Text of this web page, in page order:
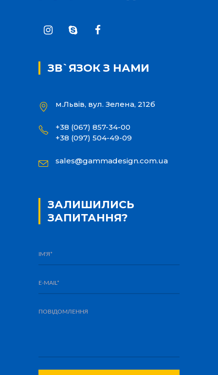
ЗВ`ЯЗОК З НАМИ
м.Львів, вул. Зелена, 212б
+38 (067) 857-34-00
+38 (097) 504-49-09
sales@gammadesign.com.ua
ЗАЛИШИЛИСЬ
ЗАПИТАННЯ?